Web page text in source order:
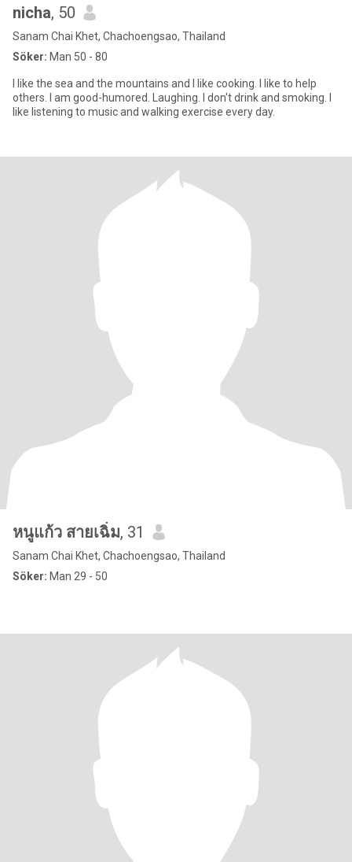
nicha, 50
Sanam Chai Khet, Chachoengsao, Thailand
Söker: Man 50 - 80
I like the sea and the mountains and I like cooking. I like to help
others. I am good-humored. Laughing. I don't drink and smoking. I
like listening to music and walking exercise every day.
หนูแก้ว สายเฉิ่ม, 31
Sanam Chai Khet, Chachoengsao, Thailand
Söker: Man 29 - 50